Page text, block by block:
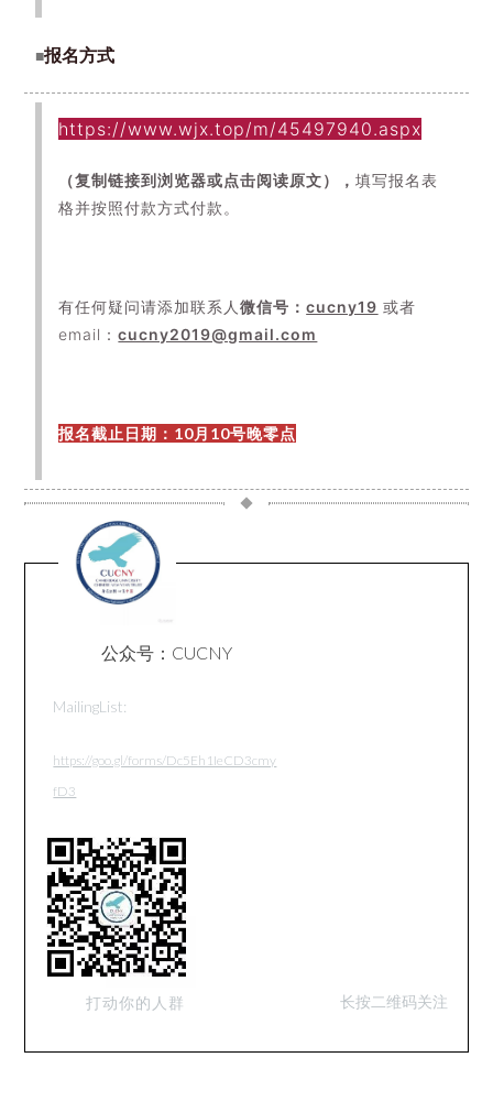
■报名方式
https://www.wjx.top/m/45497940.aspx
（复制链接到浏览器或点击阅读原文），填写报名表
格并按照付款方式付款。
有任何疑问请添加联系人微信号：cucny19 或者
email：cucny2019@gmail.com
报名截止日期： 10月10号晚零点
公众号：CUCNY
MailingList:
https://goo.gl/forms/Dc5Eh1IeCD3cmy
fD3
打动你的人群 长按二维码关注